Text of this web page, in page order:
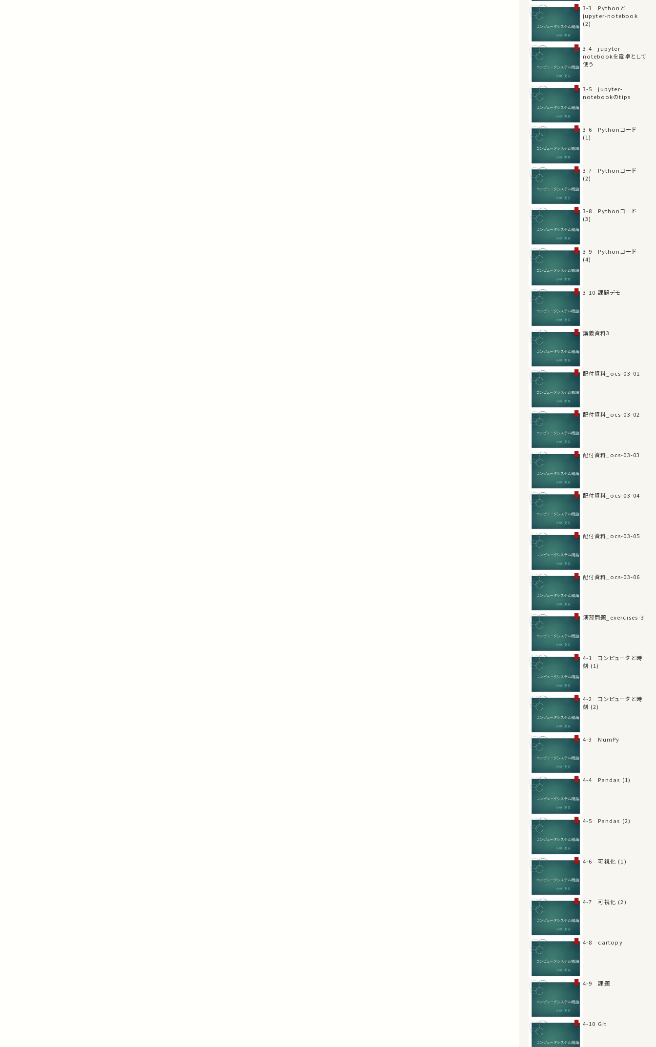
3-3 Pythonと
jupyter-notebook
(2)
3-4 jupyter-
notebookを電卓として
使う
3-5 jupyter-
notebookのtips
3-6 Pythonコード
(1)
3-7 Pythonコード
(2)
3-8 Pythonコード
(3)
3-9 Pythonコード
(4)
3-10 課題デモ
講義資料3
配付資料_ocs-03-01
配付資料_ocs-03-02
配付資料_ocs-03-03
配付資料_ocs-03-04
配付資料_ocs-03-05
配付資料_ocs-03-06
演習問題_exercises-3
4-1 コンピュータと時
刻 (1)
4-2 コンピュータと時
刻 (2)
4-3 NumPy
4-4 Pandas (1)
4-5 Pandas (2)
4-6 可視化 (1)
4-7 可視化 (2)
4-8 cartopy
4-9 課題
4-10 Git